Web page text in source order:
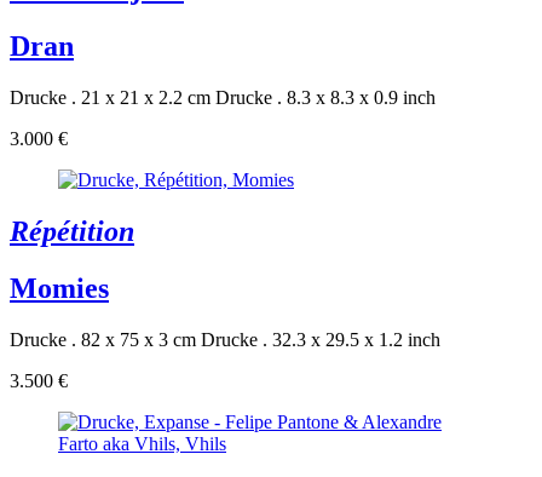
Dran
Drucke . 21 x 21 x 2.2 cm Drucke . 8.3 x 8.3 x 0.9 inch
3.000 €
Répétition
Momies
Drucke . 82 x 75 x 3 cm Drucke . 32.3 x 29.5 x 1.2 inch
3.500 €